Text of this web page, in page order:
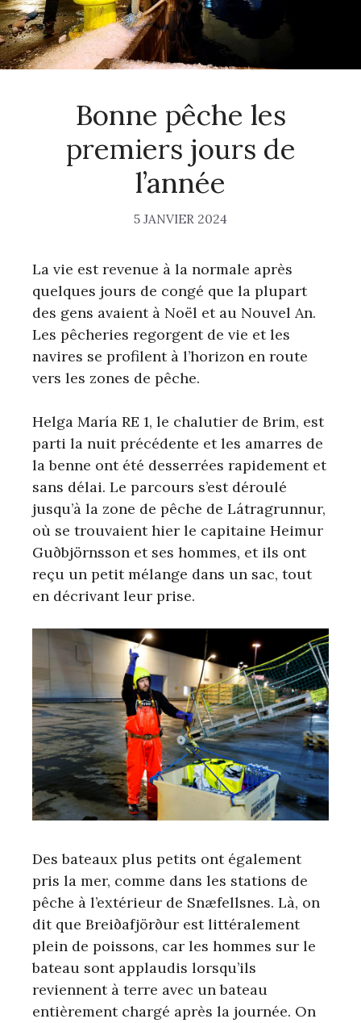
Bonne pêche les
premiers jours de
l’année
5 JANVIER 2024
La vie est revenue à la normale après
quelques jours de congé que la plupart
des gens avaient à Noël et au Nouvel An.
Les pêcheries regorgent de vie et les
navires se profilent à l’horizon en route
vers les zones de pêche.
Helga María RE 1, le chalutier de Brim, est
parti la nuit précédente et les amarres de
la benne ont été desserrées rapidement et
sans délai. Le parcours s’est déroulé
jusqu’à la zone de pêche de Látragrunnur,
où se trouvaient hier le capitaine Heimur
Guðbjörnsson et ses hommes, et ils ont
reçu un petit mélange dans un sac, tout
en décrivant leur prise.
Des bateaux plus petits ont également
pris la mer, comme dans les stations de
pêche à l’extérieur de Snæfellsnes. Là, on
dit que Breiðafjörður est littéralement
plein de poissons, car les hommes sur le
bateau sont applaudis lorsqu’ils
reviennent à terre avec un bateau
entièrement chargé après la journée. On